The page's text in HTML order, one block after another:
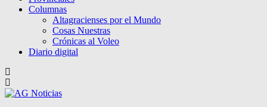
Columnas
Altagracienses por el Mundo
Cosas Nuestras
Crónicas al Voleo
Diario digital